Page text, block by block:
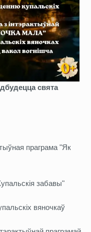
свята
праграма "Як
забавы"
вяночкаў